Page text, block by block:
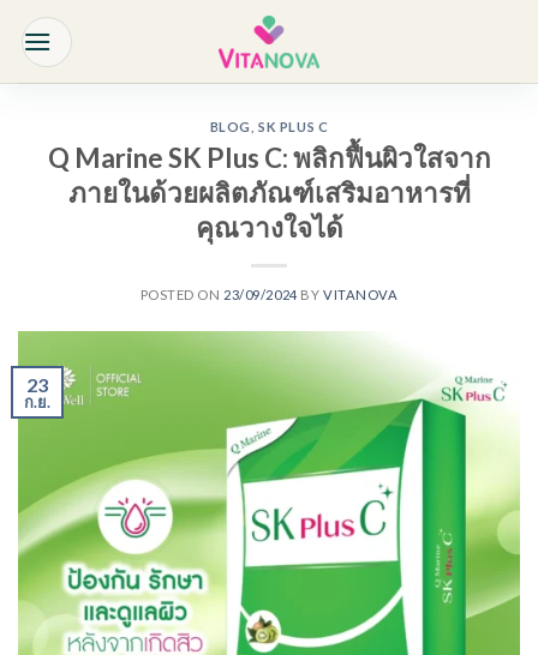
content
BLOG ,SK PLUS C
Q Marine SK Plus C: พลิกฟื้นผิวใสจาก
ภายในด้วยผลิตภัณฑ์เสริมอาหารที่
คุณวางใจได้
POSTED ON 23/09/2024 BY VITANOVA
23
ก.ย.